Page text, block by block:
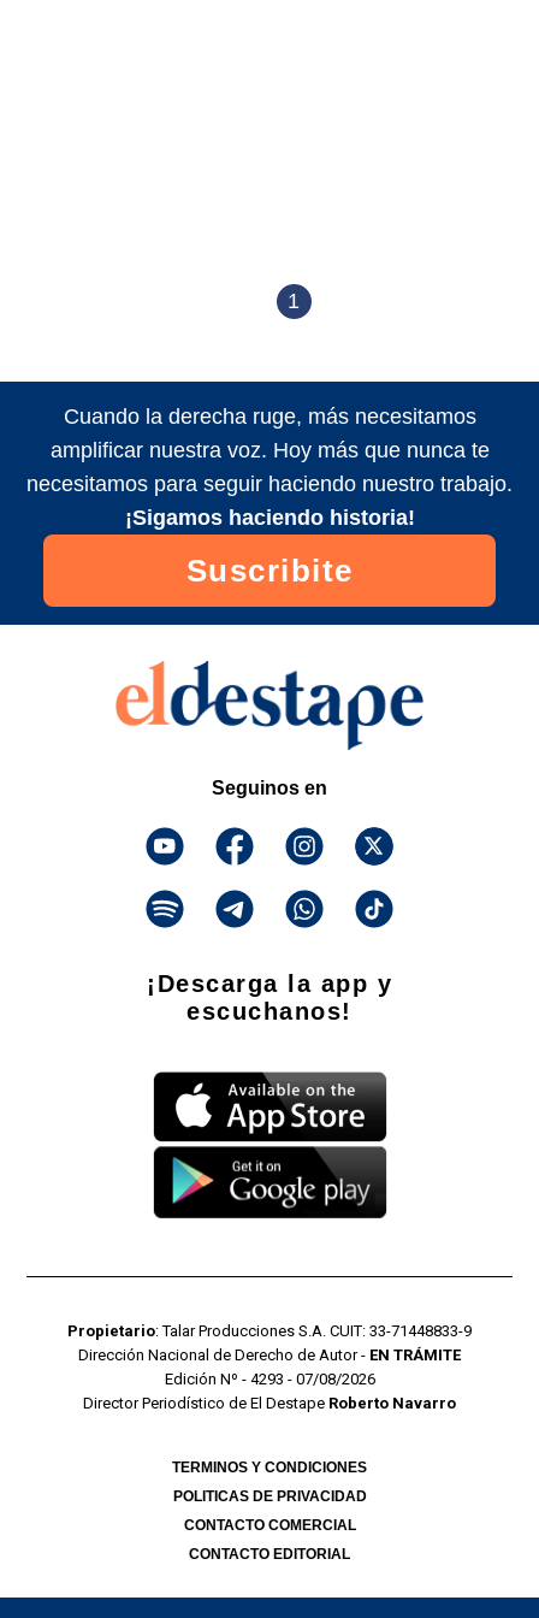
1
Cuando la derecha ruge, más necesitamos
amplificar nuestra voz. Hoy más que nunca te
necesitamos para seguir haciendo nuestro trabajo.
¡Sigamos haciendo historia!
Suscribite
Seguinos en
¡Descarga la app y
escuchanos!
Propietario: Talar Producciones S.A. CUIT: 33-71448833-9
Dirección Nacional de Derecho de Autor - EN TRÁMITE
Edición Nº - 4293 - 07/08/2026
Director Periodístico de El Destape Roberto Navarro
TERMINOS Y CONDICIONES
POLITICAS DE PRIVACIDAD
CONTACTO COMERCIAL
CONTACTO EDITORIAL